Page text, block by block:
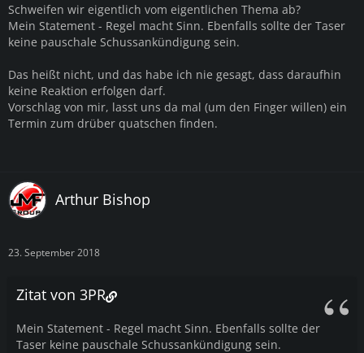
Schweifen wir eigentlich vom eigentlichen Thema ab?
Mein Statement - Regel macht Sinn. Ebenfalls sollte der Taser
keine pauschale Schussankündigung sein.
Das heißt nicht, und das habe ich nie gesagt, dass daraufhin
keine Reaktion erfolgen darf.
Vorschlag von mir, lasst uns da mal (um den Finger willen) ein
Termin zum drüber quatschen finden.
Arthur Bishop
23. September 2018
Zitat von 3PR
Mein Statement - Regel macht Sinn. Ebenfalls sollte der
Taser keine pauschale Schussankündigung sein.